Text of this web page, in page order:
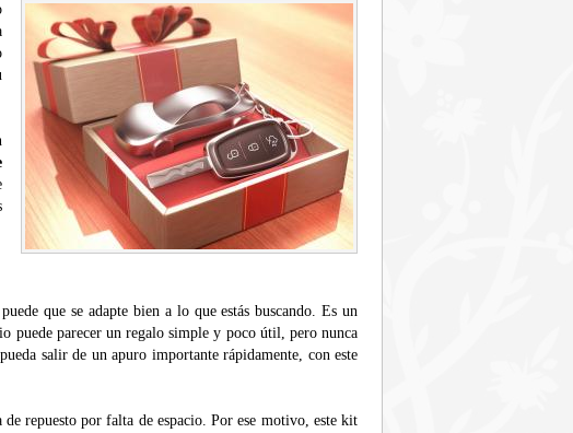
que se adapte bien a lo que estás buscando. Es un
puede parecer un regalo simple y poco útil, pero nunca
salir de un apuro importante rápidamente, con este
repuesto por falta de espacio. Por ese motivo, este kit